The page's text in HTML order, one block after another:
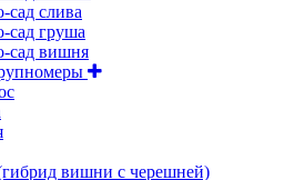
сад слива
сад груша
сад вишня
вишни с черешней)